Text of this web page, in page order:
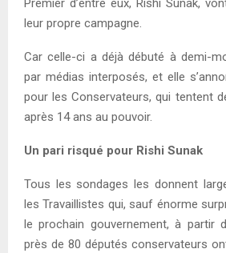
Premier d’entre eux, Rishi Sunak,
leur propre campagne.
Car celle-ci a déjà débuté à demi-
par médias interposés, et elle
pour les Conservateurs, qui tentent
après 14 ans au pouvoir.
Un pari risqué pour Rishi Sunak
Tous les sondages les donnent
les Travaillistes qui, sauf énorme
le prochain gouvernement, à partir
près de 80 députés conservateurs